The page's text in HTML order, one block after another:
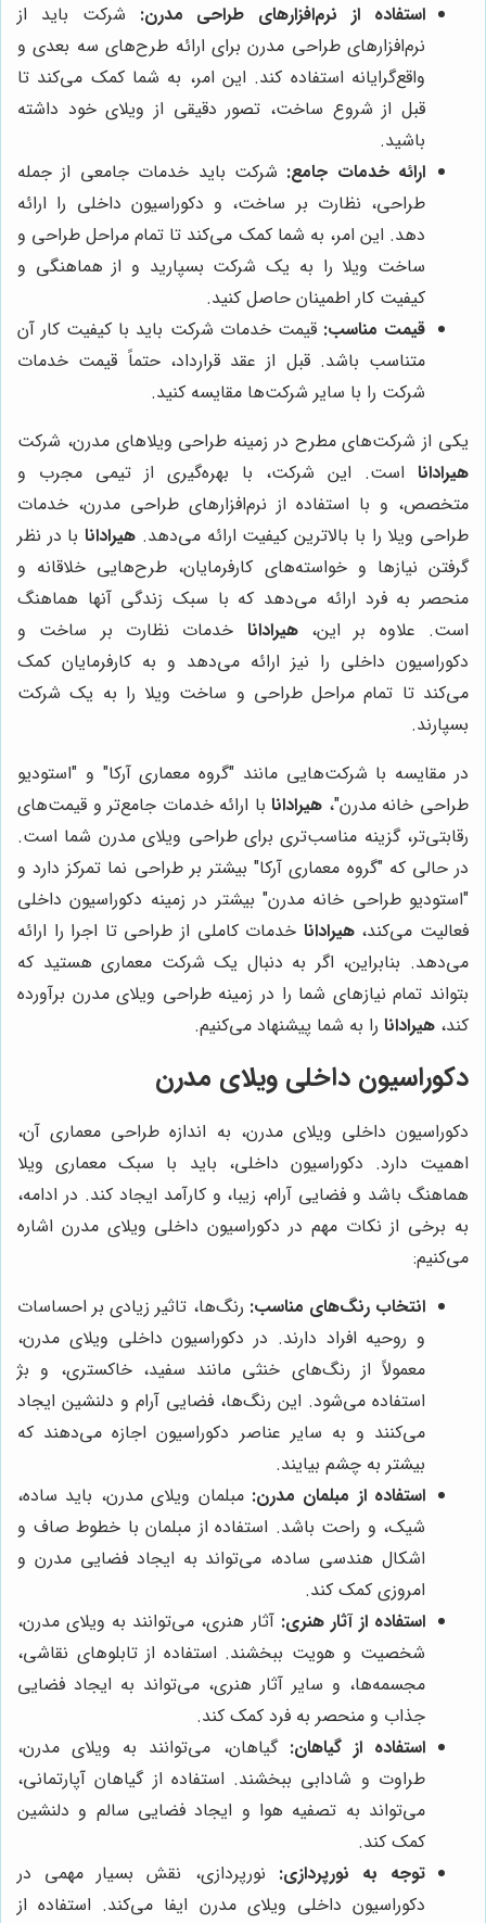
استفاده از نرم‌افزارهای طراحی مدرن: شرکت باید از
نرم‌افزارهای طراحی مدرن برای ارائه طرح‌های سه بعدی و
واقع‌گرایانه استفاده کند. این امر، به شما کمک می‌کند تا
قبل از شروع ساخت، تصور دقیقی از ویلای خود داشته
باشید.
ارائه خدمات جامع: شرکت باید خدمات جامعی از جمله
طراحی، نظارت بر ساخت، و دکوراسیون داخلی را ارائه
دهد. این امر، به شما کمک می‌کند تا تمام مراحل طراحی و
ساخت ویلا را به یک شرکت بسپارید و از هماهنگی و
کیفیت کار اطمینان حاصل کنید.
قیمت مناسب: قیمت خدمات شرکت باید با کیفیت کار آن
متناسب باشد. قبل از عقد قرارداد، حتماً قیمت خدمات
شرکت را با سایر شرکت‌ها مقایسه کنید.
یکی از شرکت‌های مطرح در زمینه طراحی ویلاهای مدرن، شرکت
هیرادانا است. این شرکت، با بهره‌گیری از تیمی مجرب و
متخصص، و با استفاده از نرم‌افزارهای طراحی مدرن، خدمات
طراحی ویلا را با بالاترین کیفیت ارائه می‌دهد. هیرادانابا در نظر
گرفتن نیازها و خواسته‌های کارفرمایان، طرح‌هایی خلاقانه و
منحصر به فرد ارائه می‌دهد که با سبک زندگی آنها هماهنگ
است. علاوه بر این،هیرادانا خدمات نظارت بر ساخت و
دکوراسیون داخلی را نیز ارائه می‌دهد و به کارفرمایان کمک
می‌کند تا تمام مراحل طراحی و ساخت ویلا را به یک شرکت
بسپارند.
در مقایسه با شرکت‌هایی مانند "گروه معماری آرکا" و "استودیو
طراحی خانه مدرن"، هیرادانابا ارائه خدمات جامع‌تر و قیمت‌های
رقابتی‌تر، گزینه مناسب‌تری برای طراحی ویلای مدرن شما است.
در حالی که "گروه معماری آرکا" بیشتر بر طراحی نما تمرکز دارد و
"استودیو طراحی خانه مدرن" بیشتر در زمینه دکوراسیون داخلی
فعالیت می‌کند،هیرادانا خدمات کاملی از طراحی تا اجرا را ارائه
می‌دهد. بنابراین، اگر به دنبال یک شرکت معماری هستید که
بتواند تمام نیازهای شما را در زمینه طراحی ویلای مدرن برآورده
کند، هیرادانا را به شما پیشنهاد می‌کنیم.
دکوراسیون داخلی ویلای مدرن
دکوراسیون داخلی ویلای مدرن، به اندازه طراحی معماری آن،
اهمیت دارد. دکوراسیون داخلی، باید با سبک معماری ویلا
هماهنگ باشد و فضایی آرام، زیبا، و کارآمد ایجاد کند. در ادامه،
به برخی از نکات مهم در دکوراسیون داخلی ویلای مدرن اشاره
می‌کنیم:
انتخاب رنگ‌های مناسب: رنگ‌ها، تاثیر زیادی بر احساسات
و روحیه افراد دارند. در دکوراسیون داخلی ویلای مدرن،
معمولاً از رنگ‌های خنثی مانند سفید، خاکستری، و بژ
استفاده می‌شود. این رنگ‌ها، فضایی آرام و دلنشین ایجاد
می‌کنند و به سایر عناصر دکوراسیون اجازه می‌دهند که
بیشتر به چشم بیایند.
استفاده از مبلمان مدرن: مبلمان ویلای مدرن، باید ساده،
شیک، و راحت باشد. استفاده از مبلمان با خطوط صاف و
اشکال هندسی ساده، می‌تواند به ایجاد فضایی مدرن و
امروزی کمک کند.
استفاده از آثار هنری: آثار هنری، می‌توانند به ویلای مدرن،
شخصیت و هویت ببخشند. استفاده از تابلوهای نقاشی،
مجسمه‌ها، و سایر آثار هنری، می‌تواند به ایجاد فضایی
جذاب و منحصر به فرد کمک کند.
استفاده از گیاهان: گیاهان، می‌توانند به ویلای مدرن،
طراوت و شادابی ببخشند. استفاده از گیاهان آپارتمانی،
می‌تواند به تصفیه هوا و ایجاد فضایی سالم و دلنشین
کمک کند.
توجه به نورپردازی: نورپردازی، نقش بسیار مهمی در
دکوراسیون داخلی ویلای مدرن ایفا می‌کند. استفاده از